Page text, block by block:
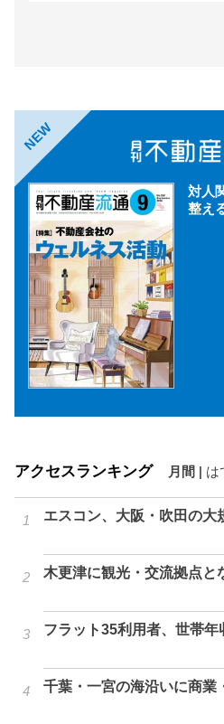
NEW
対人
整え
アクセスランキング 月間 は
エスコン、大阪・吹田の大
木更津に観光・交流拠点と
フラット35利用者、世帯年
千葉・一宮の海沿いに商業